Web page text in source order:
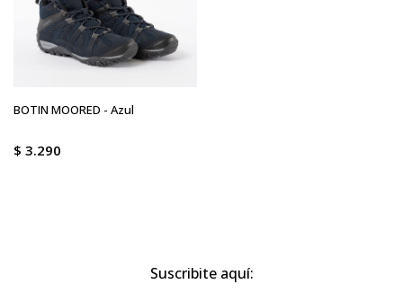
BOTIN MOORED - Azul
$ 3.290
Suscribite aquí: